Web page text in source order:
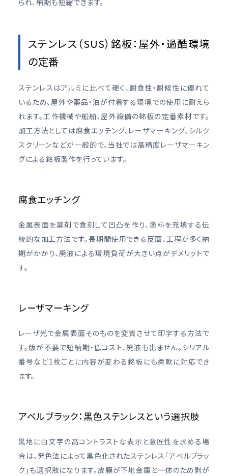
られ、納期も短縮できます。
ステンレス（SUS）銘板：屋外・過酷環境
の定番
ステンレスはアルミに比べて硬く、耐食性・耐候性に優れて
いるため、屋外や薬品・油が付着する環境での使用に耐えら
れます。工作機械や船舶、屋外設備の銘板の定番素材です。
加工方法としては腐食エッチング、レーザマーキング、シルク
スクリーンなどが一般的で、当社では高精度レーザマーキン
グによる銘板製作を行っています。
腐食エッチング
金属表面を薬剤で食刻して凹凸を作り、塗料を充填する伝
統的な加工方法です。長期間使用できる反面、工程が多く納
期がかかり、廃液による環境負荷が大きい点がデメリットで
す。
レーザマーキング
レーザ光で金属表面そのものを変質させて印字する方法で
す。版が不要で短納期・低コスト、廃液も出ません。シリアル
番号など1枚ごとに内容が変わる銘板にも柔軟に対応でき
ます。
アベルブラック：黒色ステンレスという選択肢
黒地に白文字の高コントラストな表示と意匠性を求める場
合は、発色法によって黒色化されたステンレス「アベルブラッ
ク」も選択肢になります。皮膜が下地金属と一体のため剥が